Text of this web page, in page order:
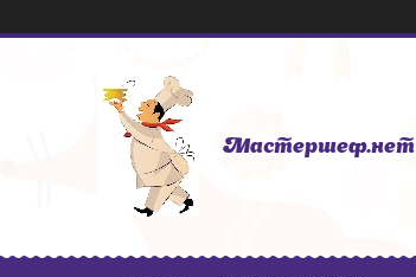
Мастершеф.нет